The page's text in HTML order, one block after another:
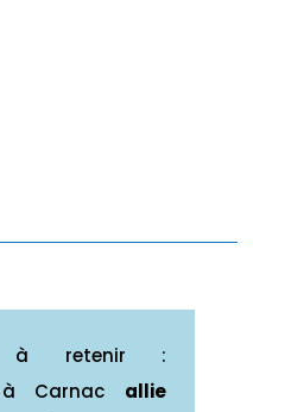
à retenir :
à Carnac allie